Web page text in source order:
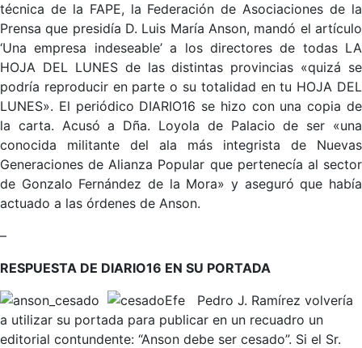
técnica de la FAPE, la Federación de Asociaciones de la
Prensa que presidía D. Luis María Anson, mandó el artículo
‘Una empresa indeseable’ a los directores de todas LA
HOJA DEL LUNES de las distintas provincias «quizá se
podría reproducir en parte o su totalidad en tu HOJA DEL
LUNES». El periódico DIARIO16 se hizo con una copia de
la carta. Acusó a Dña. Loyola de Palacio de ser «una
conocida militante del ala más integrista de Nuevas
Generaciones de Alianza Popular que pertenecía al sector
de Gonzalo Fernández de la Mora» y aseguró que había
actuado a las órdenes de Anson.
–
RESPUESTA DE DIARIO16 EN SU PORTADA
Pedro J. Ramírez volvería
a utilizar su portada para publicar en un recuadro un
editorial contundente: “Anson debe ser cesado”. Si el Sr.